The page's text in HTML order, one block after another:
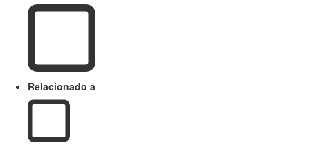
Relacionado a